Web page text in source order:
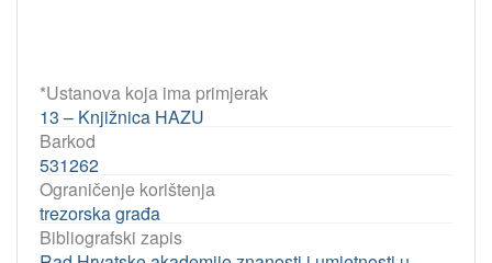
*Ustanova koja ima primjerak
13 – Knjižnica HAZU
Barkod
531262
Ograničenje korištenja
trezorska građa
Bibliografski zapis